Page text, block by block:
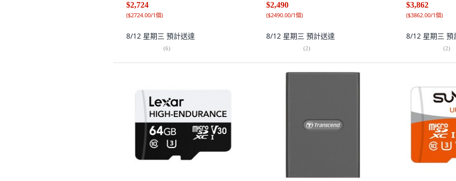
$2,724
($2724.00/1個)
8/12 星期三 預計送達
(6)
$2,490
($2490.00/1個)
8/12 星期三 預計送達
(2)
$3,862
($3862.00/1個)
8/12 星期三 預
(2)